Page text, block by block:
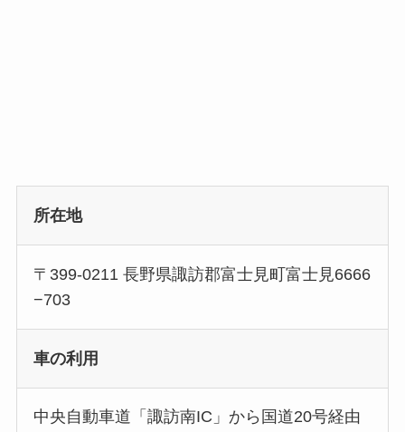
所在地
〒399-0211 長野県諏訪郡富士見町富士見6666
−703
車の利用
中央自動車道「諏訪南IC」から国道20号経由